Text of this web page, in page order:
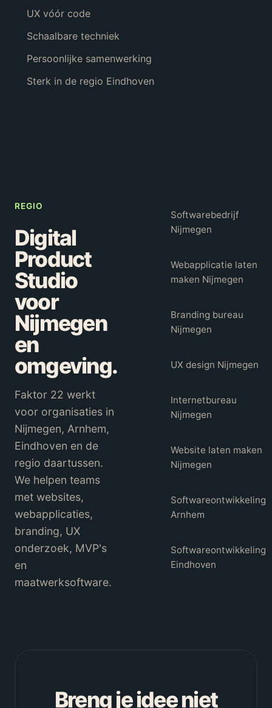
UX vóór code
Schaalbare techniek
Persoonlijke samenwerking
Sterk in de regio Eindhoven
REGIO
Digital
Product
Studio
voor
Nijmegen
en
omgeving.
Faktor 22 werkt
voor organisaties in
Nijmegen, Arnhem,
Eindhoven en de
regio daartussen.
We helpen teams
met websites,
webapplicaties,
branding, UX
onderzoek, MVP's
en
maatwerksoftware.
Softwarebedrijf
Nijmegen
Webapplicatie laten
maken Nijmegen
Branding bureau
Nijmegen
UX design Nijmegen
Internetbureau
Nijmegen
Website laten maken
Nijmegen
Softwareontwikkeling
Arnhem
Softwareontwikkeling
Eindhoven
Breng je idee niet